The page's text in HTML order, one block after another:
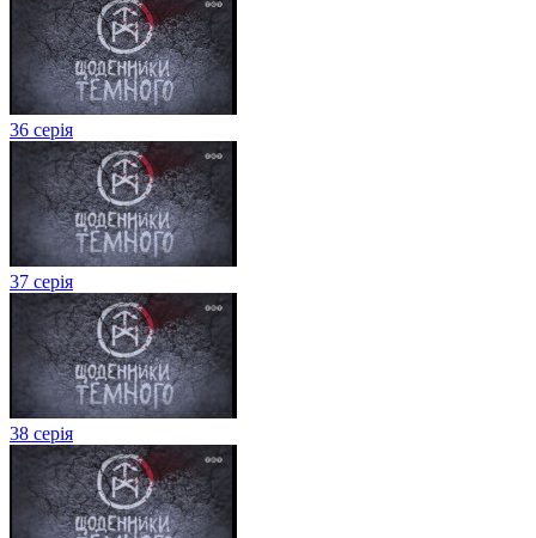
36 серія
37 серія
38 серія